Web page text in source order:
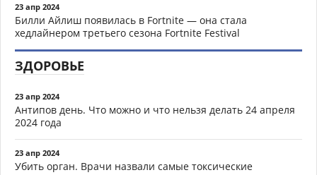
23 апр 2024
Билли Айлиш появилась в Fortnite — она стала
хедлайнером третьего сезона Fortnite Festival
ЗДОРОВЬЕ
23 апр 2024
Антипов день. Что можно и что нельзя делать 24 апреля
2024 года
23 апр 2024
Убить орган. Врачи назвали самые токсические